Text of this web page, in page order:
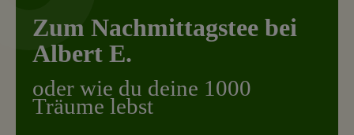
Zum Nachmittagstee bei
Albert E.
oder wie du deine 1000
Träume lebst